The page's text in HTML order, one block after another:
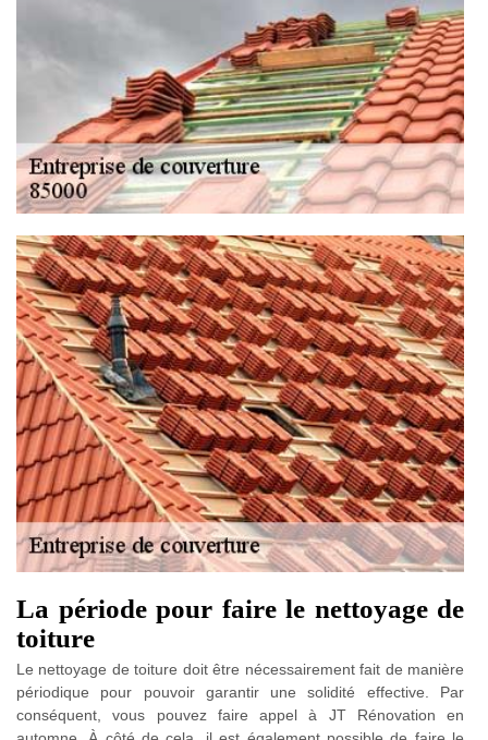
La période pour faire le nettoyage de
toiture
Le nettoyage de toiture doit être nécessairement fait de manière
périodique pour pouvoir garantir une solidité effective. Par
conséquent, vous pouvez faire appel à JT Rénovation en